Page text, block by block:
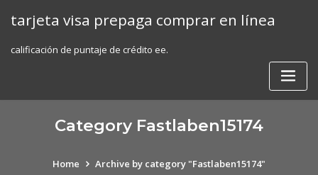
tarjeta visa prepaga comprar en línea
calificación de puntaje de crédito ee.
Category Fastlaben15174
Home Archive by category "Fastlaben15174"